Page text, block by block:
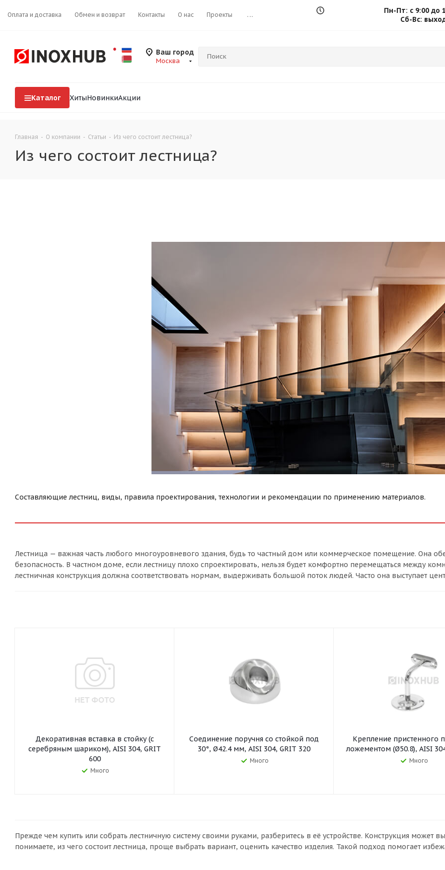
Оплата и доставка Обмен и возврат Контакты О нас Проекты ...
Пн-Пт: с 9:00 до
Сб-Вс:
Ваш город
Москва
Каталог ХитыНовинкиАкции
Главная - О компании - Статьи - Из чего состоит лестница?
Из чего состоит лестница?
Составляющие лестниц, виды, правила проектирования, технологии и рекомендации по применению материалов.
Лестница — важная часть любого многоуровневого здания, будь то частный дом или коммерческое помещение. Она
безопасность. В частном доме, если лестницу плохо спроектировать, нельзя будет комфортно перемещаться между
лестничная конструкция должна соответствовать нормам, выдерживать большой поток людей. Часто она выступает
Декоративная вставка в стойку (с
серебряным шариком), AISI 304, GRIT
600
Много
Соединение поручня со стойкой под
30°, Ø42.4 мм, AISI 304, GRIT 320
Много
Крепление пристенного
ложементом (Ø50.8), AISI
Много
Прежде чем купить или собрать лестничную систему своими руками, разберитесь в её устройстве. Конструкция может
понимаете, из чего состоит лестница, проще выбрать вариант, оценить качество изделия. Такой подход помогает